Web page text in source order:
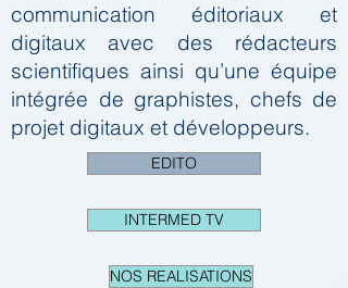
communication éditoriaux et
digitaux avec des rédacteurs
scientifiques ainsi qu’une équipe
intégrée de graphistes, chefs de
projet digitaux et développeurs.
EDITO
INTERMED TV
NOS REALISATIONS